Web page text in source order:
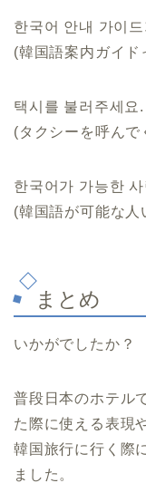
한국어 안내 가이
(韓国語案内ガイド
택시를 불러주세요.
(タクシーを呼んで
한국어가 가능한
(韓国語が可能な人
まとめ
いかがでしたか？
普段日本のホテル
た際に使える表現
韓国旅行に行く際
ました。